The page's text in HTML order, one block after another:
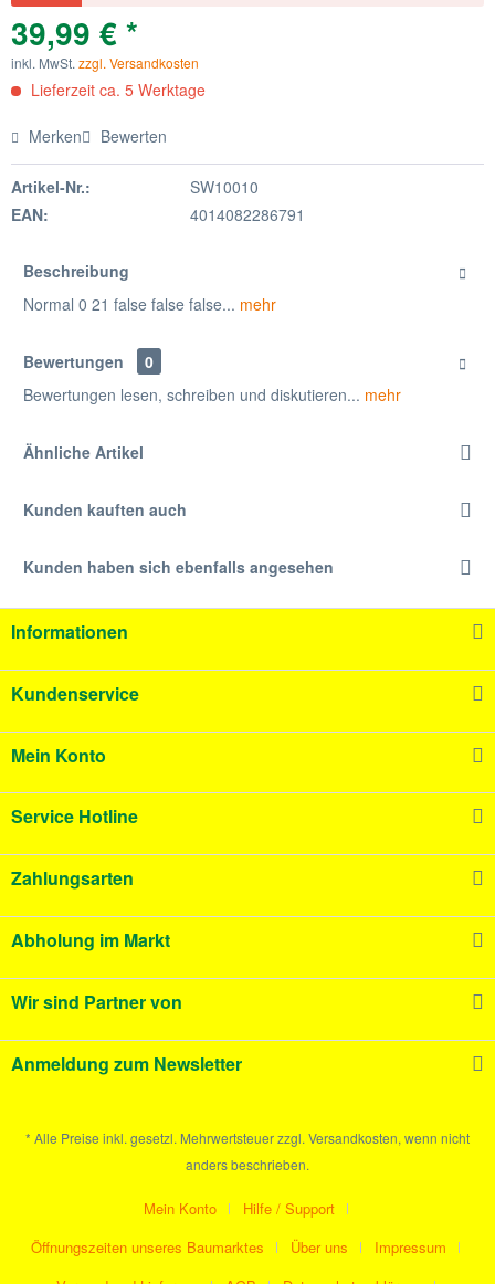
39,99 € *
inkl. MwSt. zzgl. Versandkosten
Lieferzeit ca. 5 Werktage
Merken Bewerten
Artikel-Nr.:
SW10010
EAN:
4014082286791
Beschreibung
Normal 0 21 false false false... mehr
Bewertungen
0
Bewertungen lesen, schreiben und diskutieren... mehr
Ähnliche Artikel
Kunden kauften auch
Kunden haben sich ebenfalls angesehen
Informationen
Kundenservice
Mein Konto
Service Hotline
Zahlungsarten
Abholung im Markt
Wir sind Partner von
Anmeldung zum Newsletter
* Alle Preise inkl. gesetzl. Mehrwertsteuer zzgl. Versandkosten, wenn nicht
anders beschrieben.
Mein Konto
Hilfe / Support
Öffnungszeiten unseres Baumarktes
Über uns
Impressum